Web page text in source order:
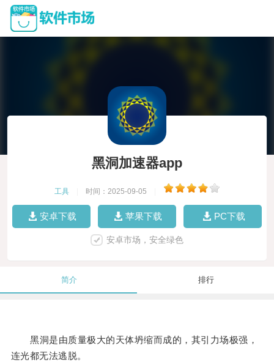
黑洞加速器app
工具 时间：2025-09-05
安卓下载 苹果下载 PC下载
安卓市场，安全绿色
简介 排行
黑洞是由质量极大的天体坍缩而成的，其引力场极强，
连光都无法逃脱。